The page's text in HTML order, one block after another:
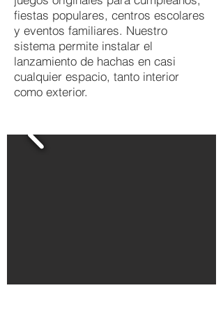
fiestas populares, centros escolares
y eventos familiares. Nuestro
sistema permite instalar el
lanzamiento de hachas en casi
cualquier espacio, tanto interior
como exterior.